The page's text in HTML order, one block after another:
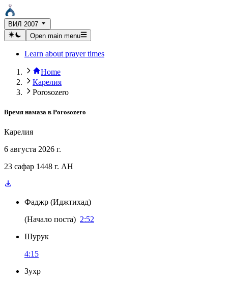
ВИЛ 2007
Open main menu
Learn about prayer times
Home
Карелия
Porosozero
Время намаза в Porosozero
Карелия
6 августа 2026 г.
23 сафар 1448 г. AH
Фаджр (Иджтихад)
(Начало поста) 2:52
Шурук
4:15
Зухр